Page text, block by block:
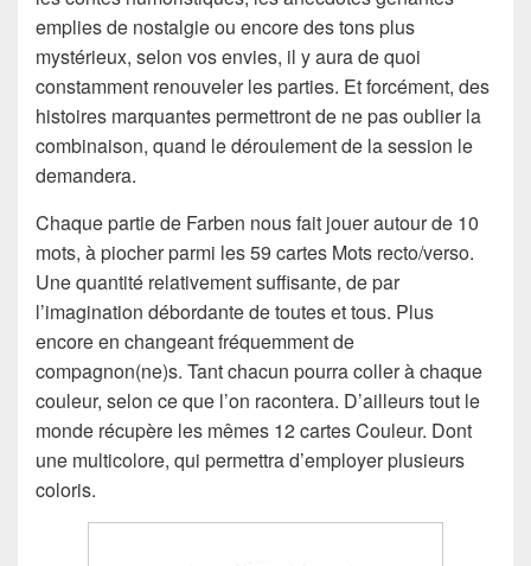
emplies de nostalgie ou encore des tons plus
mystérieux, selon vos envies, il y aura de quoi
constamment renouveler les parties. Et forcément, des
histoires marquantes permettront de ne pas oublier la
combinaison, quand le déroulement de la session le
demandera.
Chaque partie de Farben nous fait jouer autour de 10
mots, à piocher parmi les 59 cartes Mots recto/verso.
Une quantité relativement suffisante, de par
l’imagination débordante de toutes et tous. Plus
encore en changeant fréquemment de
compagnon(ne)s. Tant chacun pourra coller à chaque
couleur, selon ce que l’on racontera. D’ailleurs tout le
monde récupère les mêmes 12 cartes Couleur. Dont
une multicolore, qui permettra d’employer plusieurs
coloris.